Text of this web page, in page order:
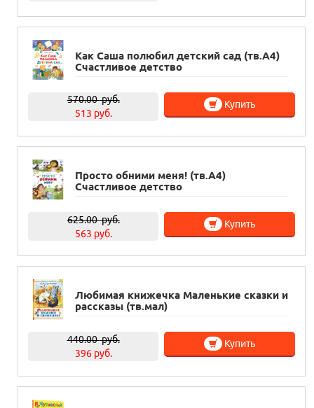
Как Саша полюбил детский сад (тв.А4)
Счастливое детство
570.00руб.
513 руб.
Купить
Просто обними меня! (тв.А4)
Счастливое детство
625.00руб.
563 руб.
Купить
Любимая книжечка Маленькие сказки и
рассказы (тв.мал)
440.00руб.
396 руб.
Купить